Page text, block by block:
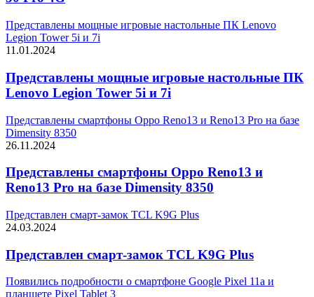
Представлены мощные игровые настольные ПК Lenovo
Legion Tower 5i и 7i
11.01.2024
Представлены мощные игровые настольные ПК
Lenovo Legion Tower 5i и 7i
Представлены смартфоны Oppo Reno13 и Reno13 Pro на базе
Dimensity 8350
26.11.2024
Представлены смартфоны Oppo Reno13 и
Reno13 Pro на базе Dimensity 8350
Представлен смарт-замок TCL K9G Plus
24.03.2024
Представлен смарт-замок TCL K9G Plus
Появились подробности о смартфоне Google Pixel 11a и
планшете Pixel Tablet 3